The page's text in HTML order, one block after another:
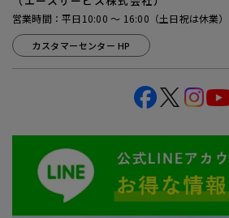
営業時間：平日10:00 ～ 16:00（土日祝は休業）
カスタマーセンター HP